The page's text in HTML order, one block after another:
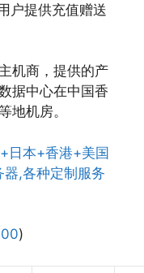
户提供充值赠送
机商，提供的产
据中心在中国香
地机房。
日本+香港+美国
器,各种定制服务
)